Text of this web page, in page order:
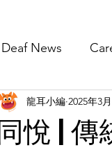
Deaf News
Friends
悅 |
龍耳小編 2025年3